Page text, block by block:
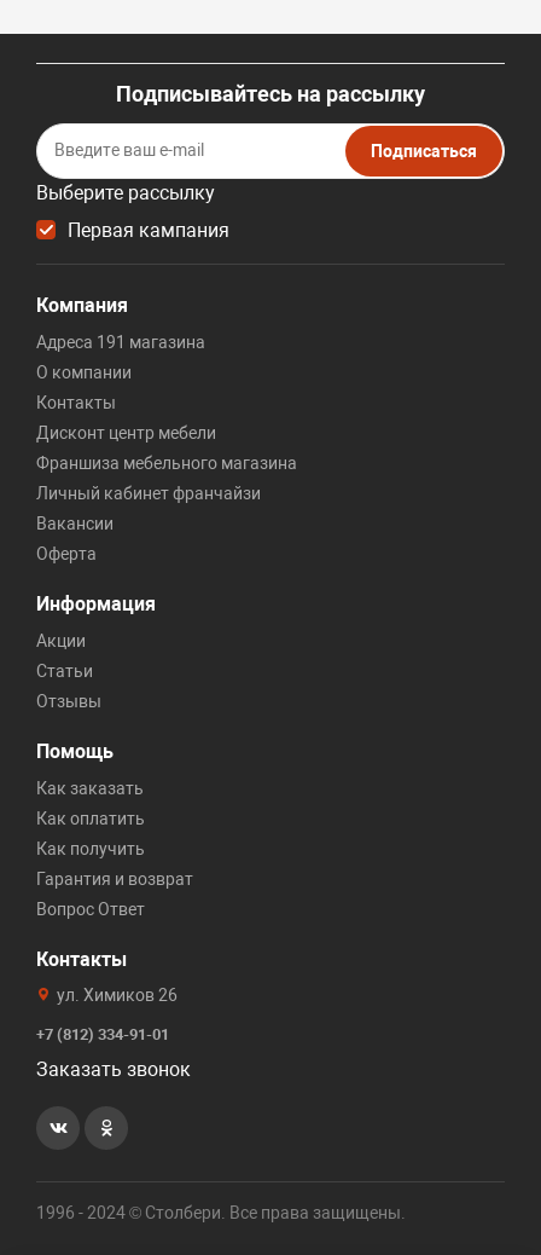
Подписывайтесь на рассылку
Выберите рассылку
Первая кампания
Подписаться
Компания
Адреса 191 магазина
О компании
Контакты
Дисконт центр мебели
Франшиза мебельного магазина
Личный кабинет франчайзи
Вакансии
Оферта
Информация
Акции
Статьи
Отзывы
Помощь
Как заказать
Как оплатить
Как получить
Гарантия и возврат
Вопрос Ответ
Контакты
ул. Химиков 26
+7 (812) 334-91-01
Заказать звонок
1996 - 2024 © Столбери. Все права защищены.